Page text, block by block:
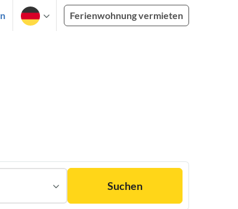
Ferienwohnung vermieten
Suchen